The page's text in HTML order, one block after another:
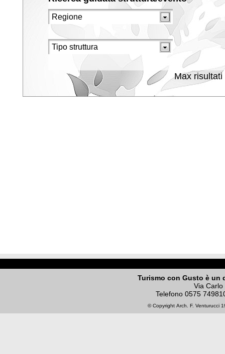
Max risultati
Turismo con Gusto è un
Via
Telefono 0575
© Copyright Arch. F. Venturucci